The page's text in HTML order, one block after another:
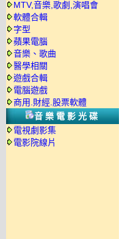
MTV,音樂,歌劇,演唱會
軟體合輯
字型
蘋果電腦
音樂、歌曲
醫學相關
遊戲合輯
電腦遊戲
商用.財經.股票軟體
音樂電影光碟
電視劇影集
電影院線片